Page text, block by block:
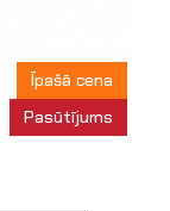
Īpašā cena
Pasūtījums